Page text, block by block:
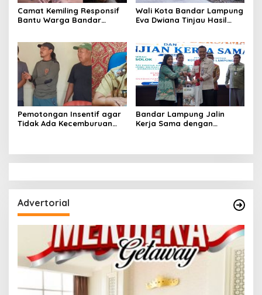
Camat Kemiling Responsif
Bantu Warga Bandar
Wali Kota Bandar Lampung
Eva Dwiana Tinjau Hasil
Pemotongan Insentif agar
Tidak Ada Kecemburuan
Bandar Lampung Jalin
Kerja Sama dengan
Advertorial